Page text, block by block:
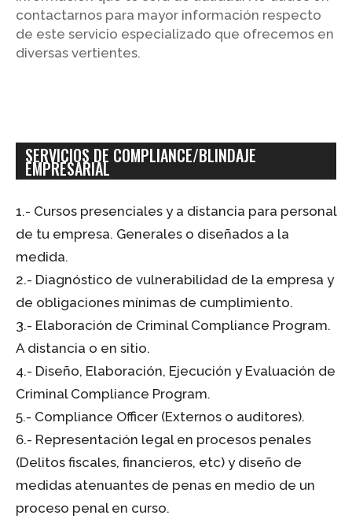
contactarnos para mayor información respecto
de este servicio especializado que ofrecemos en
diversas vertientes.
SERVICIOS DE COMPLIANCE/BLINDAJE
EMPRESARIAL
1.- Cursos presenciales y a distancia para personal
de tu empresa. Generales o diseñados a la
medida.
2.- Diagnóstico de vulnerabilidad de la empresa y
de obligaciones mínimas de cumplimiento.
3.- Elaboración de Criminal Compliance Program.
A distancia o en sitio.
4.- Diseño, Elaboración, Ejecución y Evaluación de
Criminal Compliance Program.
5.- Compliance Officer (Externos o auditores).
6.- Representación legal en procesos penales
(Delitos fiscales, financieros, etc) y diseño de
medidas atenuantes de penas en medio de un
proceso penal en curso.